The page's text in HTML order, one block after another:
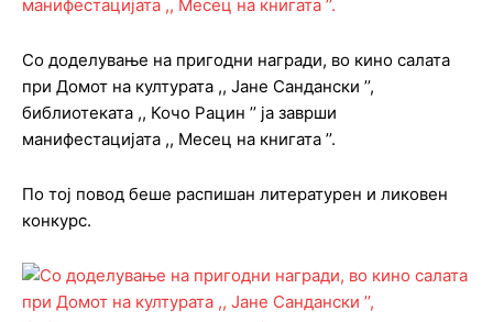
Со доделување на пригодни награди, во кино салата
при Домот на културата ,, Јане Сандански ’’,
библиотеката ,, Кочо Рацин ’’ ја заврши
манифестацијата ,, Месец на книгата ’’.
По тој повод беше распишан литературен и ликовен
конкурс.